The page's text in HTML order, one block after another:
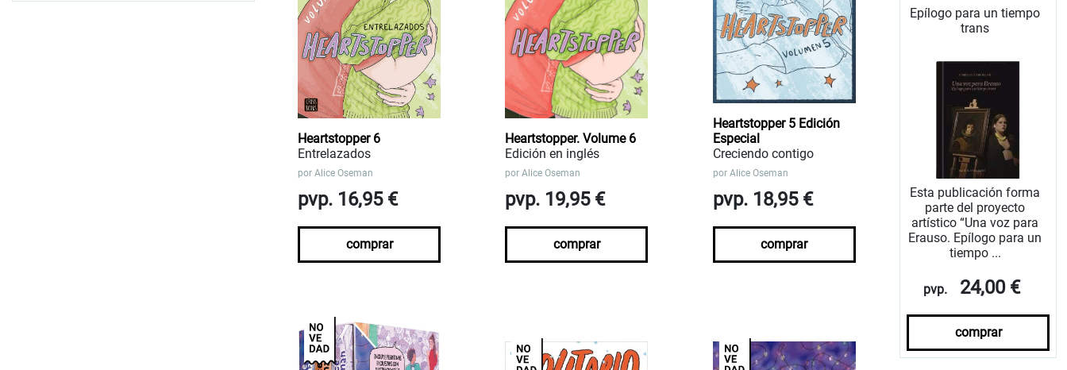
Heartstopper 6
Entrelazados
por Alice Oseman
pvp. 16,95 €
comprar
Heartstopper. Volume 6
Edición en inglés
porAlice Oseman
pvp. 19,95 €
comprar
Heartstopper 5 Edición
Especial
Creciendo contigo
por Alice Oseman
pvp. 18,95 €
comprar
Epílogo para un tiempo
trans
Esta publicación forma
parte del proyecto
artístico “Una voz para
Erauso. Epílogo para un
tiempo ...
pvp. 24,00 €
comprar